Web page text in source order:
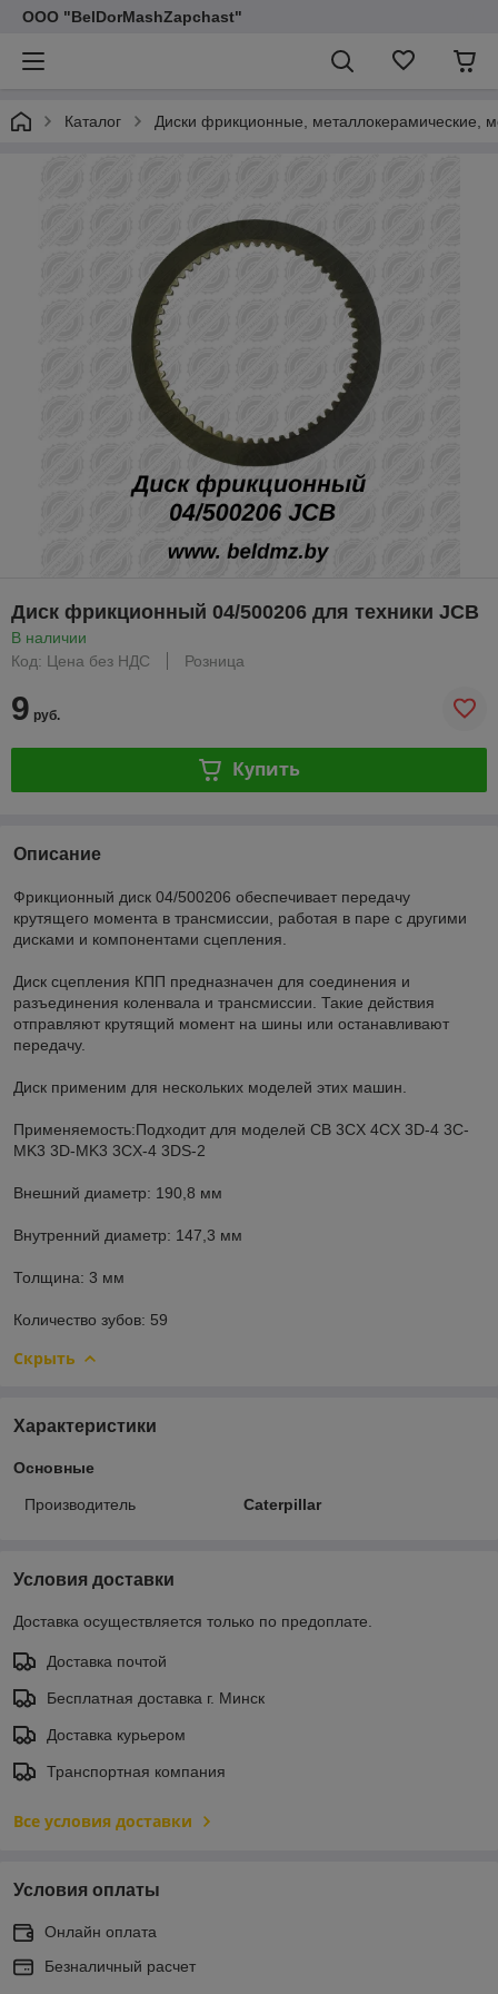
ООО "BelDorMashZapchast"
Каталог Диски фрикционные, металлокерамические,
Диск фрикционный 04/500206 для техники JCB
В наличии
Код: Цена без НДС
Розница
9 руб.
Купить
Описание
Фрикционный диск 04/500206 обеспечивает передачу
крутящего момента в трансмиссии, работая в паре с другими
дисками и компонентами сцепления.
Диск сцепления КПП предназначен для соединения и
разъединения коленвала и трансмиссии. Такие действия
отправляют крутящий момент на шины или останавливают
передачу.
Диск применим для нескольких моделей этих машин.
Применяемость:Подходит для моделей CB 3CX 4CX 3D-4 3C-
MK3 3D-MK3 3CX-4 3DS-2
Внешний диаметр: 190,8 мм
Внутренний диаметр: 147,3 мм
Толщина: 3 мм
Количество зубов: 59
Скрыть
Характеристики
Основные
Производитель Caterpillar
Условия доставки
Доставка осуществляется только по предоплате.
Доставка почтой
Бесплатная доставка г. Минск
Доставка курьером
Транспортная компания
Все условия доставки
Условия оплаты
Онлайн оплата
Безналичный расчет